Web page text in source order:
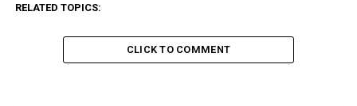
RELATED TOPICS:
CLICK TO COMMENT